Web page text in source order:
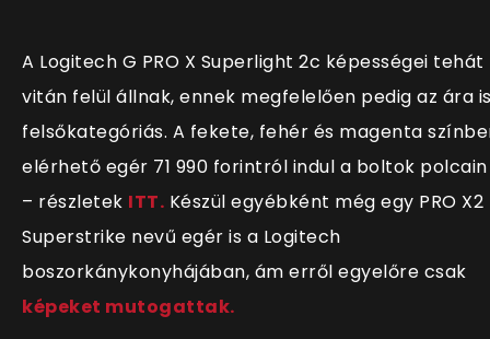
A Logitech G PRO X Superlight 2c képességei tehát
vitán felül állnak, ennek megfelelően pedig az ára
felsőkategóriás. A fekete, fehér és magenta
elérhető egér 71 990 forintról indul a boltok polcain
– részletek ITT. Készül egyébként még egy PRO X2
Superstrike nevű egér is a Logitech
boszorkánykonyhájában, ám erről egyelőre csak
képeket mutogattak.